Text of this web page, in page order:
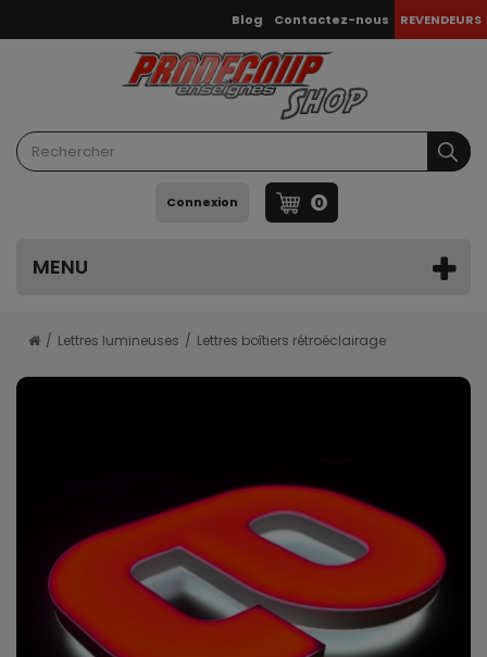
Blog Contactez-nous REVENDEURS
Connexion 0
MENU
Lettres lumineuses Lettres boîtiers rétroéclairage